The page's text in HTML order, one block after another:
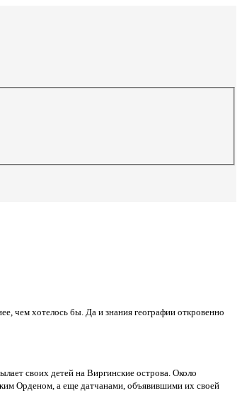
чем хотелось бы. Да и знания географии откровенно
своих детей на Виргинские острова. Около
Орденом, а еще датчанами, объявившими их своей